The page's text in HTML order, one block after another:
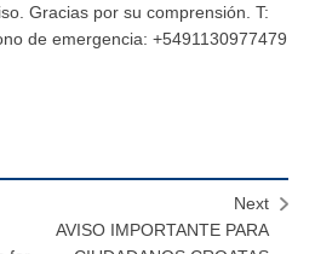
Gracias por su comprensión. T:
de emergencia: +5491130977479
Next
AVISO IMPORTANTE PARA